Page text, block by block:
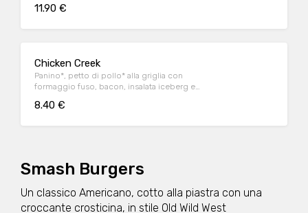
11.90 €
Chicken Creek
Panino*, petto di pollo* alla griglia con
formaggio fuso, bacon, insalata iceberg e
8.40 €
Smash Burgers
Un classico Americano, cotto alla piastra con una
croccante crosticina, in stile Old Wild West